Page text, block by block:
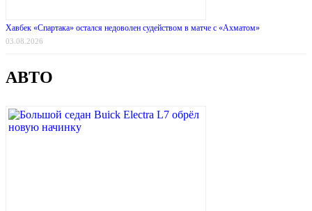
Хавбек «Спартака» остался недоволен судейством в матче с «Ахматом»
03.08.2026
АВТО